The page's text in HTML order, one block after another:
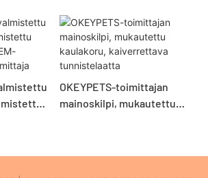
OKEYPETS-toimittajan
mainoskilpi, mukautettu